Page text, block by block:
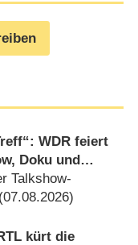
WDR feiert
Doku und
Talkshow-
kürt die